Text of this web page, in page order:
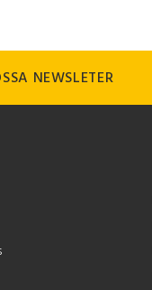
NEWSLETER